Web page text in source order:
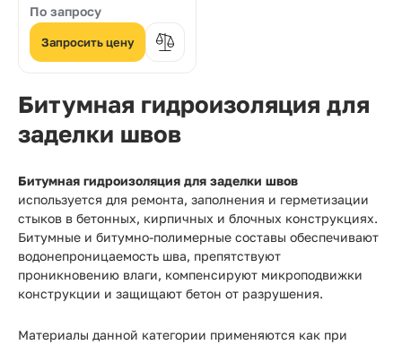
применения для
герметизации трещин и
швов дорожных покрытий.
По запросу
Запросить цену
Битумная гидроизоляция для
заделки швов
Битумная гидроизоляция для заделки швов
используется для ремонта, заполнения и герметизации
стыков в бетонных, кирпичных и блочных конструкциях.
Битумные и битумно-полимерные составы обеспечивают
водонепроницаемость шва, препятствуют
проникновению влаги, компенсируют микроподвижки
конструкции и защищают бетон от разрушения.
Материалы данной категории применяются как при